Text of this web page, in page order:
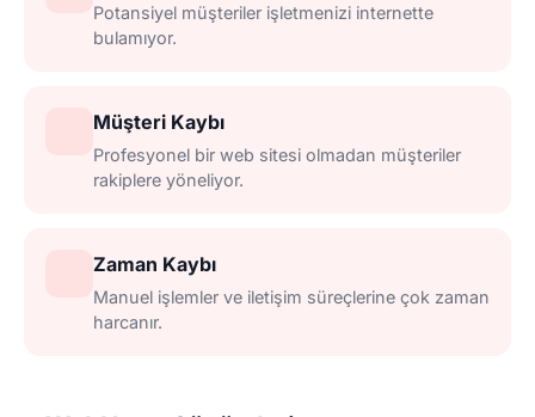
Potansiyel müşteriler işletmenizi internette
bulamıyor.
Müşteri Kaybı
Profesyonel bir web sitesi olmadan müşteriler
rakiplere yöneliyor.
Zaman Kaybı
Manuel işlemler ve iletişim süreçlerine çok zaman
harcanır.